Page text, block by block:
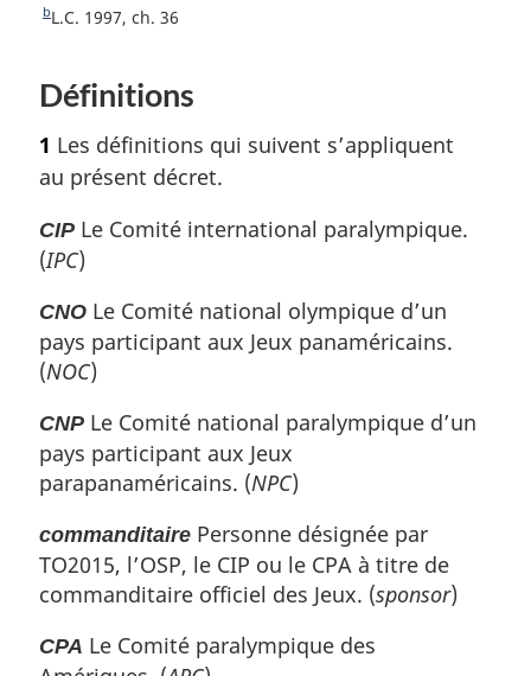
p
e
e
p
g
e
u
à
l
r
é
f
é
r
e
n
e
d
e
a
n
o
e
d
R
o
r
à
a
r
é
f
r
e
c
e
d
l
a
n
t
e
bL.C. 1997, ch. 36
Définitions
1 Les définitions qui suivent s’appliquent
au présent décret.
CIP Le Comité international paralympique.
(IPC)
CNO Le Comité national olympique d’un
pays participant aux Jeux panaméricains.
(NOC)
CNP Le Comité national paralympique d’un
pays participant aux Jeux
parapanaméricains. (NPC)
commanditaire Personne désignée par
TO2015, l’OSP, le CIP ou le CPA à titre de
commanditaire officiel des Jeux. (sponsor)
CPA Le Comité paralympique des